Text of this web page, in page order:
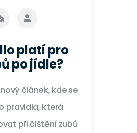
platí pro
po jídle?
článek, kde se
pravidla, která
při čištění zubů